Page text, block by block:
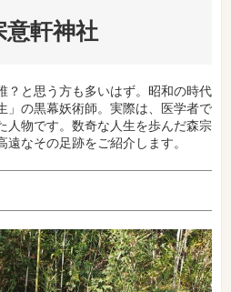
意軒神社
？と思う方も多いはず。昭和の時代
」の黒幕妖術師。実際は、医学者で
人物です。数奇な人生を歩んだ森宗
なその足跡をご紹介します。